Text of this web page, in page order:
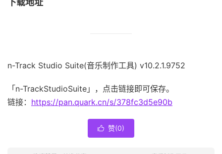
下载地址
n-Track Studio Suite(音乐制作工具) v10.2.1.9752
「n-TrackStudioSuite」，点击链接即可保存。
链接： https://pan.quark.cn/s/378fc3d5e90b
 赞(0)